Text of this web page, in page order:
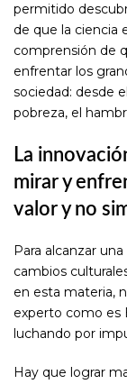
permitido
de que la ciencia
comprensión de
enfrentar los
sociedad: desde
pobreza, el
La
mirar y
valor y no
Para alcanzar
cambios
en esta materia,
experto como es
luchando por
Hay que lograr